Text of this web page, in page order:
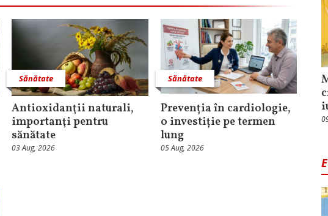
Sănătate
Antioxidanţii naturali,
importanţi pentru
sănătate
03 Aug, 2026
Sănătate
Prevenția în cardiologie,
o investiție pe termen
lung
05 Aug, 2026